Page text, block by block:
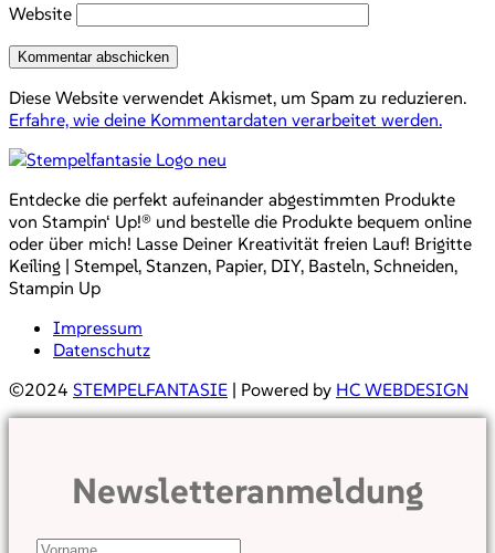
Website
Diese Website verwendet Akismet, um Spam zu reduzieren.
Erfahre, wie deine Kommentardaten verarbeitet werden.
Entdecke die perfekt aufeinander abgestimmten Produkte
von Stampin‘ Up!® und bestelle die Produkte bequem online
oder über mich! Lasse Deiner Kreativität freien Lauf! Brigitte
Keiling | Stempel, Stanzen, Papier, DIY, Basteln, Schneiden,
Stampin Up
Impressum
Datenschutz
©2024 STEMPELFANTASIE | Powered by HC WEBDESIGN
Newsletteranmeldung